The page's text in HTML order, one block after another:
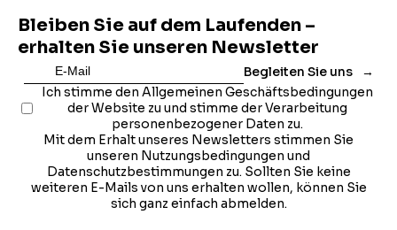
Bleiben Sie auf dem Laufenden –
erhalten Sie unseren Newsletter
Begleiten Sie uns
Ich stimme den Allgemeinen Geschäftsbedingungen
der Website zu und stimme der Verarbeitung
personenbezogener Daten zu.
Mit dem Erhalt unseres Newsletters stimmen Sie
unseren Nutzungsbedingungen und
Datenschutzbestimmungen zu. Sollten Sie keine
weiteren E-Mails von uns erhalten wollen, können Sie
sich ganz einfach abmelden.